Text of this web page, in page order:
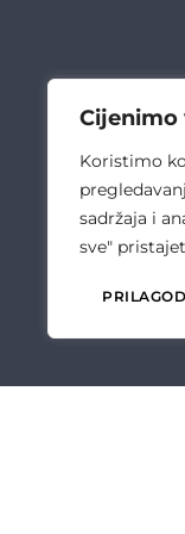
Koristimo
sadržaja i
sve"